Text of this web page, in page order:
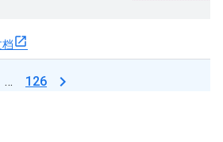
… 126